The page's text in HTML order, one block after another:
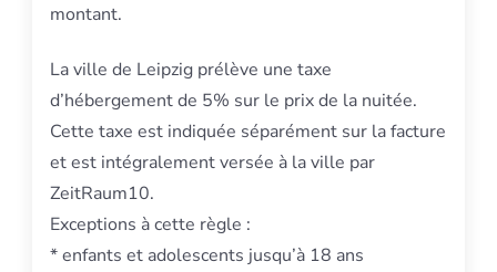
montant.
La ville de Leipzig prélève une taxe
d’hébergement de 5% sur le prix de la nuitée.
Cette taxe est indiquée séparément sur la facture
et est intégralement versée à la ville par
ZeitRaum10.
Exceptions à cette règle :
* enfants et adolescents jusqu’à 18 ans